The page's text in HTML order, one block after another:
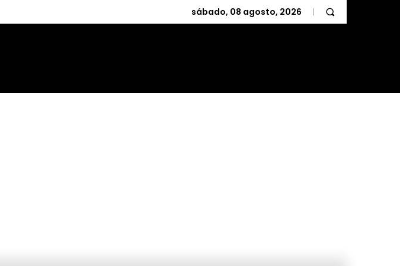
sábado, 08 agosto, 2026